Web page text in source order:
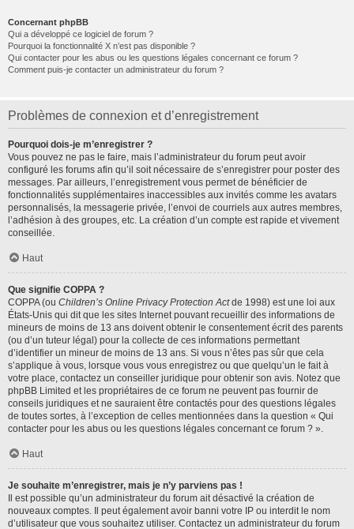
Concernant phpBB
Qui a développé ce logiciel de forum ?
Pourquoi la fonctionnalité X n’est pas disponible ?
Qui contacter pour les abus ou les questions légales concernant ce forum ?
Comment puis-je contacter un administrateur du forum ?
Problèmes de connexion et d’enregistrement
Pourquoi dois-je m’enregistrer ?
Vous pouvez ne pas le faire, mais l’administrateur du forum peut avoir
configuré les forums afin qu’il soit nécessaire de s’enregistrer pour poster des
messages. Par ailleurs, l’enregistrement vous permet de bénéficier de
fonctionnalités supplémentaires inaccessibles aux invités comme les avatars
personnalisés, la messagerie privée, l’envoi de courriels aux autres membres,
l’adhésion à des groupes, etc. La création d’un compte est rapide et vivement
conseillée.
Haut
Que signifie COPPA ?
COPPA (ou Children’s Online Privacy Protection Actde 1998) est une loi aux
États-Unis qui dit que les sites Internet pouvant recueillir des informations de
mineurs de moins de 13 ans doivent obtenir le consentement écrit des parents
(ou d’un tuteur légal) pour la collecte de ces informations permettant
d’identifier un mineur de moins de 13 ans. Si vous n’êtes pas sûr que cela
s’applique à vous, lorsque vous vous enregistrez ou que quelqu’un le fait à
votre place, contactez un conseiller juridique pour obtenir son avis. Notez que
phpBB Limited et les propriétaires de ce forum ne peuvent pas fournir de
conseils juridiques et ne sauraient être contactés pour des questions légales
de toutes sortes, à l’exception de celles mentionnées dans la question « Qui
contacter pour les abus ou les questions légales concernant ce forum ? ».
Haut
Je souhaite m’enregistrer, mais je n’y parviens pas !
Il est possible qu’un administrateur du forum ait désactivé la création de
nouveaux comptes. Il peut également avoir banni votre IP ou interdit le nom
d’utilisateur que vous souhaitez utiliser. Contactez un administrateur du forum